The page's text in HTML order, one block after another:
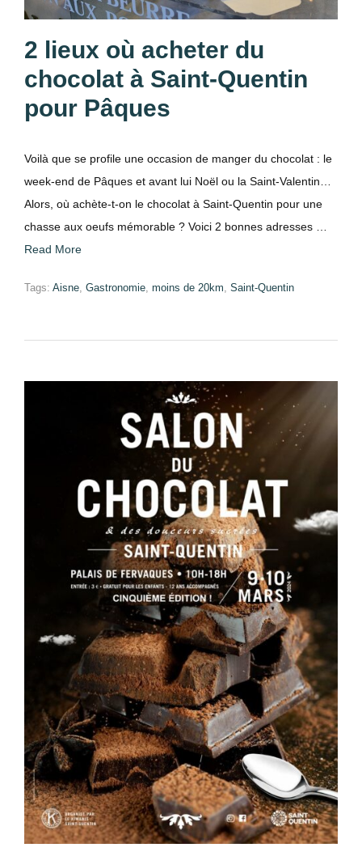
2 lieux où acheter du
chocolat à Saint-Quentin
pour Pâques
Voilà que se profile une occasion de manger du chocolat : le
week-end de Pâques et avant lui Noël ou la Saint-Valentin…
Alors, où achète-t-on le chocolat à Saint-Quentin pour une
chasse aux oeufs mémorable ? Voici 2 bonnes adresses …
Read More
Tags: Aisne, Gastronomie, moins de 20km, Saint-Quentin